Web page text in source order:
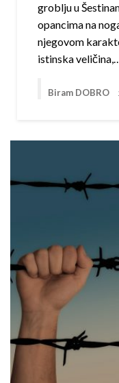
groblju u
opancima na
njegovom
istinska
Biram DOBRO